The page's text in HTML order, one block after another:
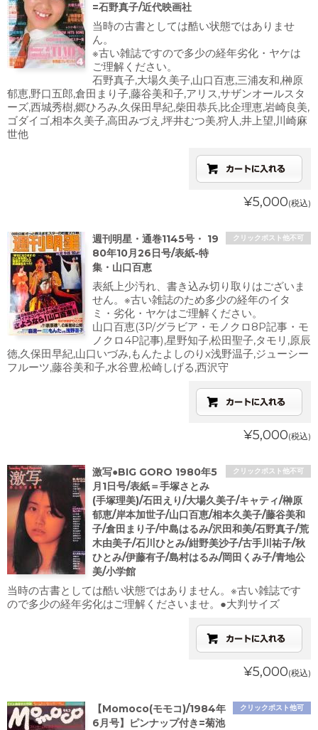
=石野真子/近代映画社
当時の古書としては酷い状態ではありませ
ん。
※古い雑誌ですので多少の経年劣化・ヤケは
ご理解ください。
石野真子,大場久美子,山口百恵,三浦友和,榊原
郁恵,野口五郎,倉田まり子,藤谷美和子,アリス,サザンオールスタ
ーズ,西城秀樹,郷ひろみ,久保田早紀,柴田恭兵,比企理恵,岩崎良美,
ゴダイゴ,相本久美子,高田みづえ,坪井むつ美,狩人,井上望,川崎麻
世他
¥5,000(税込)
クリックポスト他不可
週刊明星・通巻1145号・ 19
80年10月26日号/表紙-特
集・山口百恵
表紙上少汚れ、書き込み切り取りはございま
せん。※古い雑誌のため多少の経年のイタ
ミ・劣化・ヤケはご理解ください。
山口百恵(3P/グラビア・モノクロ8P記事・モ
ノクロ4P記事),星野知子,松田聖子,タモリ,原辰
徳,久保田早紀,山口いづみ,もんたよしのりx浅野温子,ジューシー
フルーツ,藤谷美和子,水谷豊,松崎しげる,西沢守
¥5,000(税込)
クリックポスト他不可
激写●BIG GORO 1980年5
月1日号/表紙＝手塚さとみ
(手塚理美)/石田えり/大場久美子/キャティ/榊原
郁恵/岸本加世子/山口百恵/相本久美子/藤谷美和
子/倉田まり子/中島はるみ/沢田和美/石野真子/荒
木由美子/石川ひとみ/紺野美沙子/古手川祐子/秋
ひとみ/伊藤有子/島村はるみ/岡田くみ子/青地公
美/小学館
当時の古書としては酷い状態ではありません。※古い雑誌です
ので多少の経年劣化はご理解くださいませ。●大判サイズ
¥5,000(税込)
クリックポスト他可
【Momoco(モモコ)/1984年
6月号】ピンナップ付き=菊池